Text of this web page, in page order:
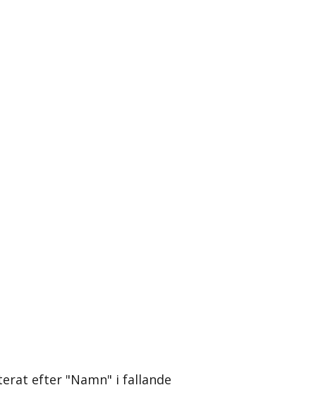
efter "Namn" i fallande